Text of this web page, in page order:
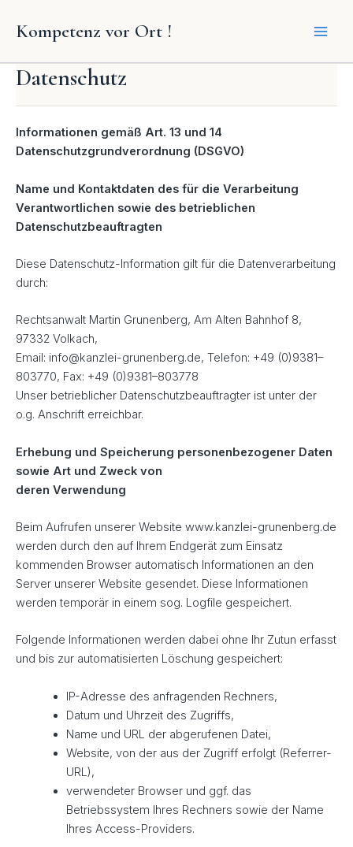
InhaltKompetenz vor Ort !
Datenschutz
Informationen gemäß Art. 13 und 14
Datenschutzgrundverordnung (DSGVO)
Name und Kontaktdaten des für die Verarbeitung
Verantwortlichen sowie des betrieblichen
Datenschutzbeauftragten
Diese Datenschutz-Information gilt für die Datenverarbeitung
durch:
Rechtsanwalt Martin Grunenberg, Am Alten Bahnhof 8,
97332 Volkach,
Email: info@kanzlei-grunenberg.de, Telefon: +49 (0)9381–
803770, Fax: +49 (0)9381–803778
Unser betrieblicher Datenschutzbeauftragter ist unter der
o.g. Anschrift erreichbar.
Erhebung und Speicherung personenbezogener Daten
sowie Art und Zweck von
deren Verwendung
Beim Aufrufen unserer Website www.kanzlei-grunenberg.de
werden durch den auf Ihrem Endgerät zum Einsatz
kommenden Browser automatisch Informationen an den
Server unserer Website gesendet. Diese Informationen
werden temporär in einem sog. Logfile gespeichert.
Folgende Informationen werden dabei ohne Ihr Zutun erfasst
und bis zur automatisierten Löschung gespeichert:
IP-Adresse des anfragenden Rechners,
Datum und Uhrzeit des Zugriffs,
Name und URL der abgerufenen Datei,
Website, von der aus der Zugriff erfolgt (Referrer-
URL),
verwendeter Browser und ggf. das
Betriebssystem Ihres Rechners sowie der Name
Ihres Access-Providers.